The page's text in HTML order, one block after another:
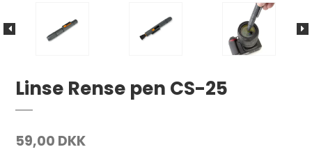
Linse Rense pen CS-25
59,00 DKK